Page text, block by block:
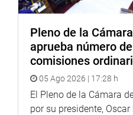
Pleno de la
aprueba número
comisiones
05 Ago 2026 | 17:28 h
El Pleno de la Cámara
por su presidente,